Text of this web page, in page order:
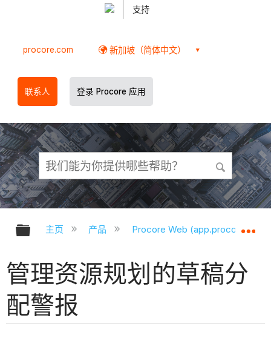
支持
procore.com 新加坡（简体中文）
联系人 登录 Procore 应用
扩展/隐缩全局层次
主页 产品 Procore Web
管理资源规划的草稿分
配警报